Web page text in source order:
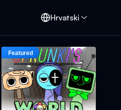
Hrvatski